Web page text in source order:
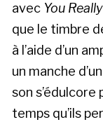
avec You
que le timbre
à l’aide d’un
un manche
son
temps qu’ils